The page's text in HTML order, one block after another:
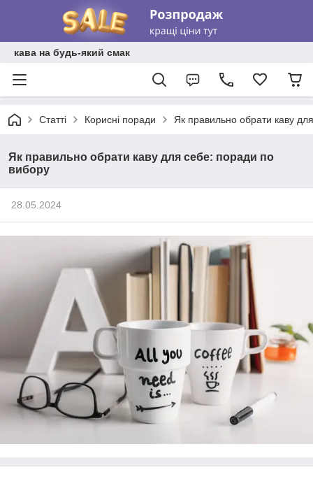
кава на будь-який смак
Статті Корисні поради Як правильно обрати каву
Як правильно обрати каву для себе: поради по
вибору
28.05.2024